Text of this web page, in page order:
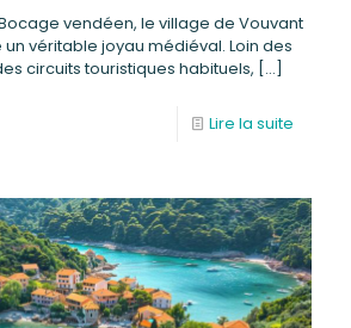
vendéen, le village de Vouvant
véritable joyau médiéval. Loin des
circuits touristiques habituels, […]
Lire la suite